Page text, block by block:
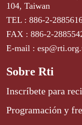
104, Taiwan
TEL : 886-2-
FAX : 886-2-
E-mail :
Sobre Rti
Inscríbete para
Programación y